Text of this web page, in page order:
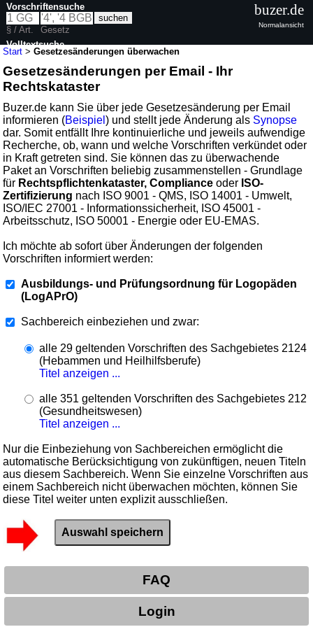
Start >Gesetzesänderungen überwachen
Gesetzesänderungen per Email - Ihr
Rechtskataster
Buzer.de kann Sie über jede Gesetzesänderung per Email
informieren (Beispiel) und stellt jede Änderung als Synopse
dar. Somit entfällt Ihre kontinuierliche und jeweils aufwendige
Recherche, ob, wann und welche Vorschriften verkündet oder
in Kraft getreten sind. Sie können das zu überwachende
Paket an Vorschriften beliebig zusammenstellen - Grundlage
für Rechtspflichtenkataster, Compliance oder ISO-
Zertifizierung nach ISO 9001 - QMS, ISO 14001 - Umwelt,
ISO/IEC 27001 - Informationssicherheit, ISO 45001 -
Arbeitsschutz, ISO 50001 - Energie oder EU-EMAS.
Ich möchte ab sofort über Änderungen der folgenden
Vorschriften informiert werden:
Ausbildungs- und Prüfungsordnung für Logopäden
(LogAPrO)
Sachbereich einbeziehen und zwar:
alle 29 geltenden Vorschriften des Sachgebietes 2124
(Hebammen und Heilhilfsberufe)
Titel anzeigen ...
alle 351 geltenden Vorschriften des Sachgebietes 212
(Gesundheitswesen)
Titel anzeigen ...
Nur die Einbeziehung von Sachbereichen ermöglicht die
automatische Berücksichtigung von zukünftigen, neuen Titeln
aus diesem Sachbereich. Wenn Sie einzelne Vorschriften aus
einem Sachbereich nicht überwachen möchten, können Sie
diese Titel weiter unten explizit ausschließen.
FAQ
Login
Vorschriftensuche
§ / Art.
Gesetz
Volltextsuche
buzer.de
Normalansicht